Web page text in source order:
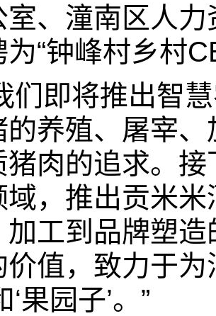
室、潼南区人
为“钟峰村乡村
们即将推出智
的养殖、屠宰
猪肉的追求。
域，推出贡米
加工到品牌塑
价值，致力于为
‘果园子’。”